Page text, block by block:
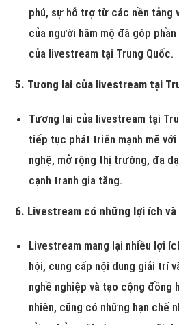
phú, sự hỗ trợ từ các nền tảng
của người hâm mộ đã góp
của livestream tại Trung Quốc.
5. Tương lai của livestream tại
Tương lai của livestream tại
tiếp tục phát triển mạnh mẽ
nghệ, mở rộng thị trường, đa
cạnh tranh gia tăng.
6. Livestream có những lợi ích và
Livestream mang lại nhiều lợi
hội, cung cấp nội dung giải trí
nghề nghiệp và tạo cộng đồng
nhiên, cũng có những hạn chế